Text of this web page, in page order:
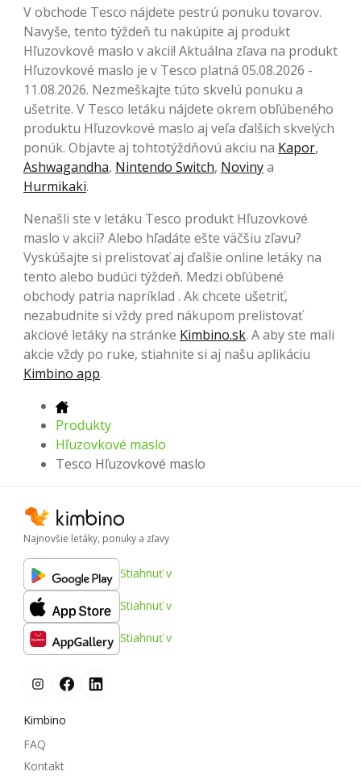
V obchode Tesco nájdete pestrú ponuku tovarov.
Navyše, tento týždeň tu nakúpite aj produkt
Hľuzovkové maslo v akcii! Aktuálna zľava na produkt
Hľuzovkové maslo je v Tesco platná 05.08.2026 -
11.08.2026. Nezmeškajte túto skvelú ponuku a
ušetrite. V Tesco letáku nájdete okrem obľúbeného
produktu Hľuzovkové maslo aj veľa ďalších skvelých
ponúk. Objavte aj tohtotýždňovú akciu na Kapor,
Ashwagandha, Nintendo Switch, Novinya
Hurmikaki.
Nenašli ste v letáku Tesco produkt Hľuzovkové
maslo v akcii? Alebo hľadáte ešte väčšiu zľavu?
Vyskúšajte si prelistovať aj ďalšie online letáky na
tento alebo budúci týždeň. Medzi obľúbené
obchody patria napríklad . Ak chcete ušetriť,
nezabudnite si vždy pred nákupom prelistovať
akciové letáky na stránke Kimbino.sk. A aby ste mali
akcie vždy po ruke, stiahnite si aj našu aplikáciu
Kimbino app.
Produkty
Hľuzovkové maslo
Tesco Hľuzovkové maslo
Najnovšie letáky, ponuky a zľavy
Stiahnuť v
Stiahnuť v
Stiahnuť v
Kimbino
FAQ
Kontakt